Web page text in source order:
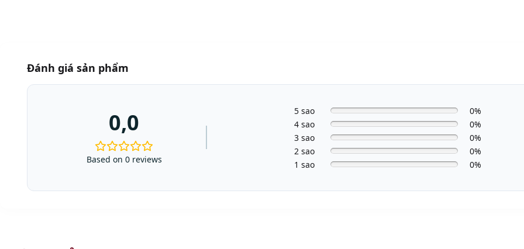
Đánh giá sản phẩm
0,0
Based on 0 reviews
5 sao
0%
4 sao
0%
3 sao
0%
2 sao
0%
1 sao
0%